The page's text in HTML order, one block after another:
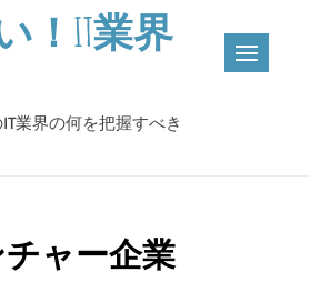
！IT業界
業界の何を把握すべき
ャー企業